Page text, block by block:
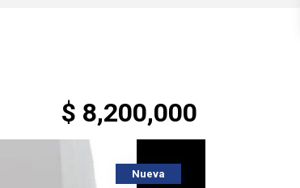
$ 8,200,000
Nueva